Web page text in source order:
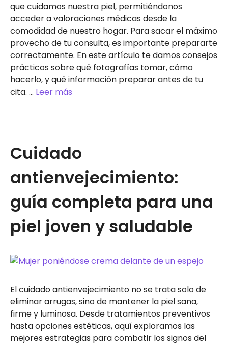
que cuidamos nuestra piel, permitiéndonos
acceder a valoraciones médicas desde la
comodidad de nuestro hogar. Para sacar el máximo
provecho de tu consulta, es importante prepararte
correctamente. En este artículo te damos consejos
prácticos sobre qué fotografías tomar, cómo
hacerlo, y qué información preparar antes de tu
cita. … Leer más
Cuidado
antienvejecimiento:
guía completa para una
piel joven y saludable
El cuidado antienvejecimiento no se trata solo de
eliminar arrugas, sino de mantener la piel sana,
firme y luminosa. Desde tratamientos preventivos
hasta opciones estéticas, aquí exploramos las
mejores estrategias para combatir los signos del